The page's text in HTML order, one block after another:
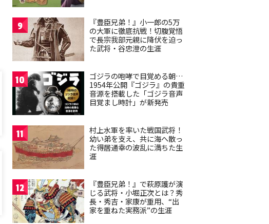
9
『豊臣兄弟！』小一郎の5万
の大軍に徹底抗戦！切腹覚悟
で長宗我部元親に降伏を迫っ
た武将・谷忠澄の生涯
10
ゴジラの咆哮で目覚める朝…
1954年公開『ゴジラ』の貴重
音源を搭載した「ゴジラ音声
目覚まし時計」が新発売
11
村上水軍を率いた戦国武将！
幼い弟を支え、共に海へ散っ
た得居通幸の波乱に満ちた生
涯
12
『豊臣兄弟！』で萩原護が演
じる武将・小堀正次とは？秀
長・秀吉・家康が重用、“出
家を重ねた実務派”の生涯